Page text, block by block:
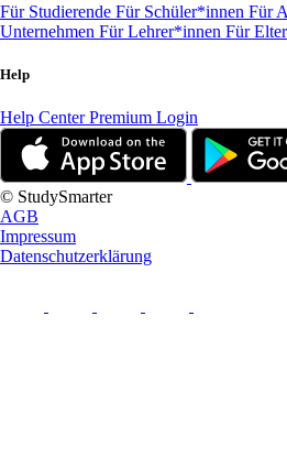
Für Studierende Für Schüler*innen Für
Unternehmen Für Lehrer*innen Für
Help
Help CenterPremium Login
© StudySmarter
AGB
Impressum
Datenschutzerklärung